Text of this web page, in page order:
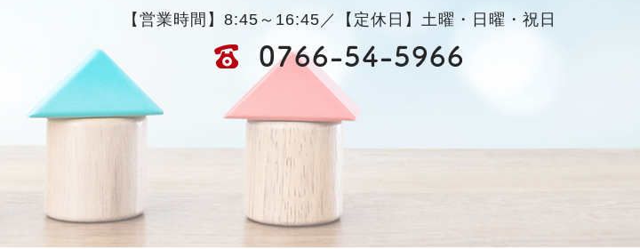
【営業時間】8:45～16:45／【定休日】土曜・日曜・祝日
0766-54-5966